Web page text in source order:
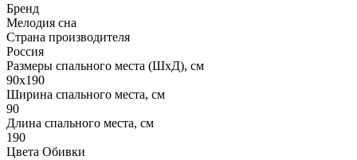
Бренд
Мелодия сна
Страна производителя
Россия
Размеры спального места (ШхД), см
90х190
Ширина спального места, см
90
Длина спального места, см
190
Цвета Обивки